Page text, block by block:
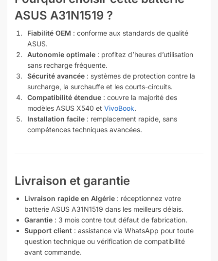
ASUS A31N1519 ?
Fiabilité OEM : conforme aux standards de qualité
ASUS.
Autonomie optimale : profitez d’heures d’utilisation
sans recharge fréquente.
Sécurité avancée : systèmes de protection contre la
surcharge, la surchauffe et les courts-circuits.
Compatibilité étendue : couvre la majorité des
modèles ASUS X540 et VivoBook.
Installation facile : remplacement rapide, sans
compétences techniques avancées.
Livraison et garantie
Livraison rapide en Algérie : réceptionnez votre
batterie ASUS A31N1519 dans les meilleurs délais.
Garantie : 3 mois contre tout défaut de fabrication.
Support client : assistance via WhatsApp pour toute
question technique ou vérification de compatibilité
avant commande.